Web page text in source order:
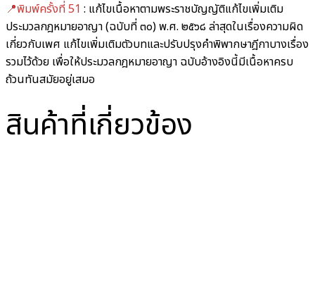
📍พิมพ์ครั้งที่ 51 : แก้ไขเนื้อหาตามพระราชบัญญัติแก้ไขเพิ่มเติม
ประมวลกฎหมายอาญา (ฉบับที่ ๓๐) พ.ศ. ๒๕๖๘ ล่าสุดในเรื่องความผิด
เกี่ยวกับเพศ แก้ไขเพิ่มเติมตัวบทและปรับปรุงคำพิพากษาฎีกาบางเรื่อง
รวมไว้ด้วย เพื่อให้ประมวลกฎหมายอาญา ฉบับอ้างอิงนี้มีเนื้อหาครบ
ถ้วนทันสมัยอยู่เสมอ
สินค้าที่เกี่ยวข้อง